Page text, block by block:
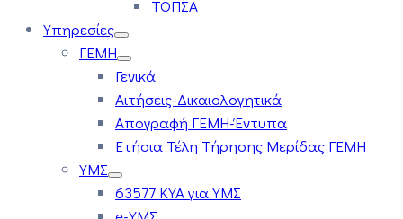
ΤΟΠΣΑ
Υπηρεσίες
ΓΕΜΗ
Γενικά
Αιτήσεις-Δικαιολογητικά
Απογραφή ΓΕΜΗ-Έντυπα
Ετήσια Τέλη Τήρησης Μερίδας ΓΕΜΗ
ΥΜΣ
63577 ΚΥΑ για ΥΜΣ